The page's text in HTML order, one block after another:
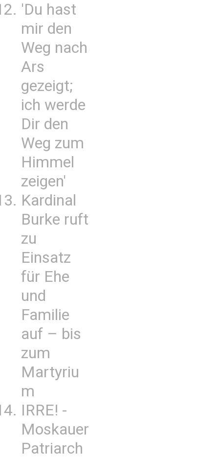
'Du hast
mir den
Weg nach
Ars
gezeigt;
ich werde
Dir den
Weg zum
Himmel
zeigen'
Kardinal
Burke ruft
zu
Einsatz
für Ehe
und
Familie
auf – bis
zum
Martyriu
m
IRRE! -
Moskauer
Patriarch